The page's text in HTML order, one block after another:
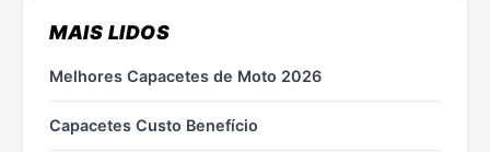
MAIS LIDOS
Melhores Capacetes de Moto 2026
Capacetes Custo Benefício